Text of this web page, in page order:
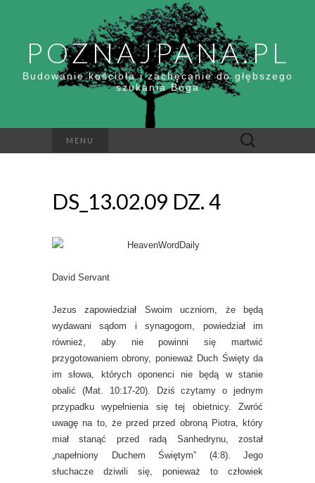
POZNAJPANA.PL
Budowanie kościoła i zachęcanie do głębszego
szukania Boga
MENU Szukaj:
DS_13.02.09 DZ. 4
David Servant
Jezus zapowiedział Swoim uczniom, że będą
wydawani sądom i synagogom, powiedział im
również, aby nie powinni się martwić
przygotowaniem obrony, ponieważ Duch Święty da
im słowa, których oponenci nie będą w stanie
obalić (Mat. 10:17-20). Dziś czytamy o jednym
przypadku wypełnienia się tej obietnicy. Zwróć
uwagę na to, że przed przed obroną Piotra, który
miał stanąć przed radą Sanhedrynu, został
„napełniony Duchem Świętym” (4:8). Jego
słuchacze dziwili się, ponieważ to człowiek